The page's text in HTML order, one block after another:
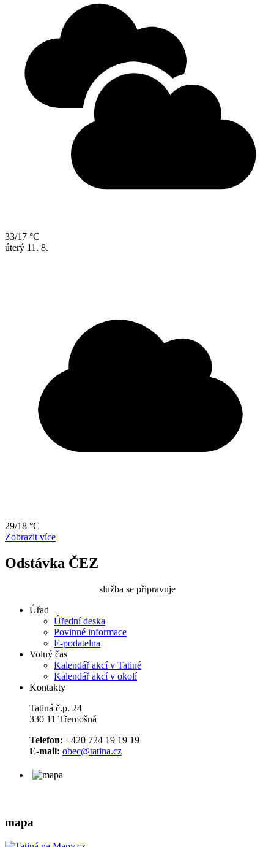
33/17 °C
úterý 11. 8.
29/18 °C
Zobrazit více
Odstávka ČEZ
služba se připravuje
Úřad
Úřední deska
Povinné informace
E-podatelna
Volný čas
Kalendář akcí v Tatiné
Kalendář akcí v okolí
Kontakty
Tatiná č.p. 24
330 11 Třemošná
Telefon: +420 724 19 19 19
E-mail: obec@tatina.cz
mapa